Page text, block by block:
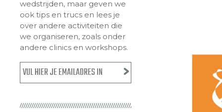
wedstrijden, maar geven we
ook tips en trucs en lees je
over andere activiteiten die
we organiseren, zoals onder
andere clinics en workshops.